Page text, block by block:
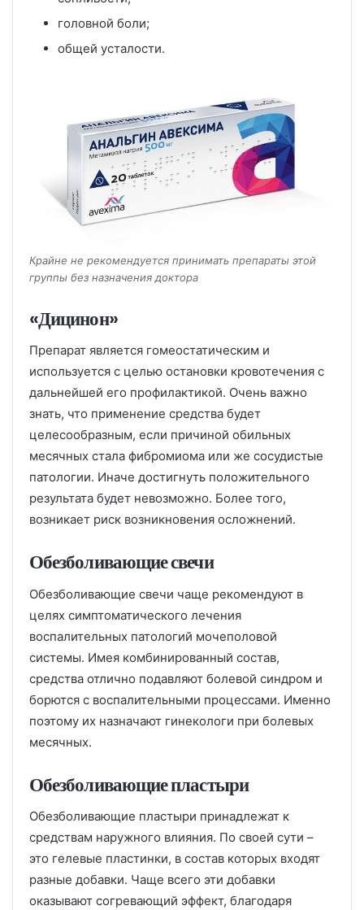
головной боли;
общей усталости.
Крайне не рекомендуется принимать препараты этой
группы без назначения доктора
«Дицинон»
Препарат является гомеостатическим и
используется с целью остановки кровотечения с
дальнейшей его профилактикой. Очень важно
знать, что применение средства будет
целесообразным, если причиной обильных
месячных стала фибромиома или же сосудистые
патологии. Иначе достигнуть положительного
результата будет невозможно. Более того,
возникает риск возникновения осложнений.
Обезболивающие свечи
Обезболивающие свечи чаще рекомендуют в
целях симптоматического лечения
воспалительных патологий мочеполовой
системы. Имея комбинированный состав,
средства отлично подавляют болевой синдром и
борются с воспалительными процессами. Именно
поэтому их назначают гинекологи при болевых
месячных.
Обезболивающие пластыри
Обезболивающие пластыри принадлежат к
средствам наружного влияния. По своей сути –
это гелевые пластинки, в состав которых входят
разные добавки. Чаще всего эти добавки
оказывают согревающий эффект, благодаря